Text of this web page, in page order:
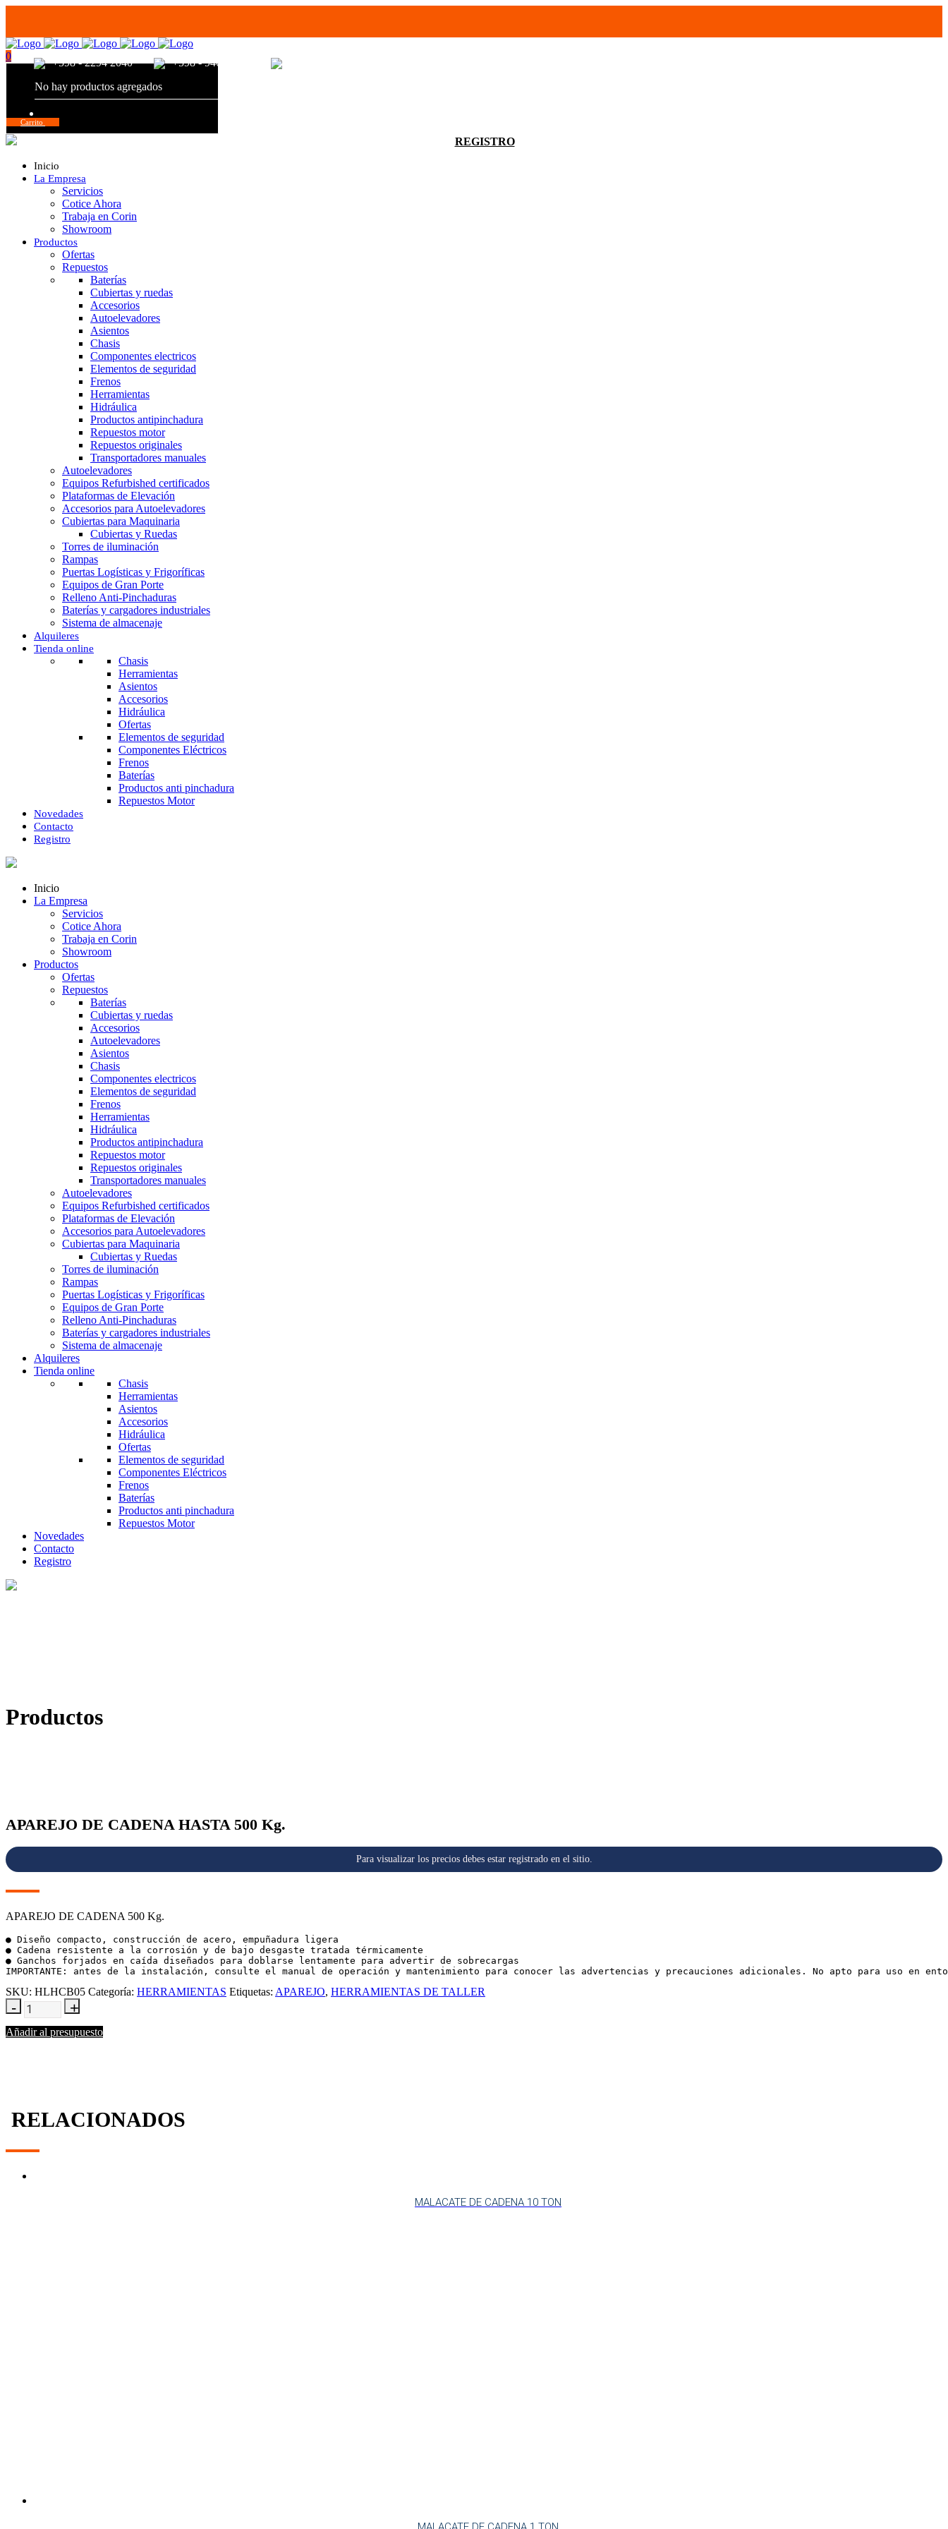
+598 - 2294 2040 +598 - 94680056
REGISTRO
0
No hay productos agregados
Carrito
Inicio
La Empresa
Servicios
Cotice Ahora
Trabaja en Corin
Showroom
Productos
Ofertas
Repuestos
Baterías
Cubiertas y ruedas
Accesorios
Autoelevadores
Asientos
Chasis
Componentes electricos
Elementos de seguridad
Frenos
Herramientas
Hidráulica
Productos antipinchadura
Repuestos motor
Repuestos originales
Transportadores manuales
Autoelevadores
Equipos Refurbished certificados
Plataformas de Elevación
Accesorios para Autoelevadores
Cubiertas para Maquinaria
Cubiertas y Ruedas
Torres de iluminación
Rampas
Puertas Logísticas y Frigoríficas
Equipos de Gran Porte
Relleno Anti-Pinchaduras
Baterías y cargadores industriales
Sistema de almacenaje
Alquileres
Tienda online
Chasis
Herramientas
Asientos
Accesorios
Hidráulica
Ofertas
Elementos de seguridad
Componentes Eléctricos
Frenos
Baterías
Productos anti pinchadura
Repuestos Motor
Novedades
Contacto
Registro
Inicio
La Empresa
Servicios
Cotice Ahora
Trabaja en Corin
Showroom
Productos
Ofertas
Repuestos
Baterías
Cubiertas y ruedas
Accesorios
Autoelevadores
Asientos
Chasis
Componentes electricos
Elementos de seguridad
Frenos
Herramientas
Hidráulica
Productos antipinchadura
Repuestos motor
Repuestos originales
Transportadores manuales
Autoelevadores
Equipos Refurbished certificados
Plataformas de Elevación
Accesorios para Autoelevadores
Cubiertas para Maquinaria
Cubiertas y Ruedas
Torres de iluminación
Rampas
Puertas Logísticas y Frigoríficas
Equipos de Gran Porte
Relleno Anti-Pinchaduras
Baterías y cargadores industriales
Sistema de almacenaje
Alquileres
Tienda online
Chasis
Herramientas
Asientos
Accesorios
Hidráulica
Ofertas
Elementos de seguridad
Componentes Eléctricos
Frenos
Baterías
Productos anti pinchadura
Repuestos Motor
Novedades
Contacto
Registro
Productos
APAREJO DE CADENA HASTA 500 Kg.
Para visualizar los precios debes estar registrado en el sitio.
APAREJO DE CADENA 500 Kg.
● Diseño compacto, construcción de acero, empuñadura ligera
● Cadena resistente a la corrosión y de bajo desgaste tratada térmicamente
● Ganchos forjados en caída diseñados para doblarse lentamente para advertir de sobrecargas
IMPORTANTE: antes de la instalación, consulte el manual de operación y mantenimiento para conocer las advertencias y precauciones adicionales. No apto para uso en
SKU: HLHCB05 Categoría: HERRAMIENTAS Etiquetas: APAREJO, HERRAMIENTAS DE TALLER
Añadir al presupuesto
RELACIONADOS
MALACATE DE CADENA 10 TON